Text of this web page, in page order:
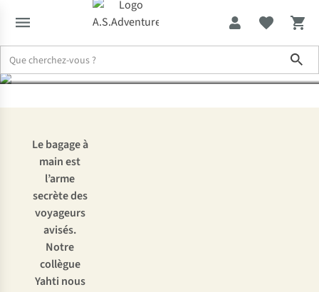
de bagages
Le bagage à
main est
l’arme
secrète des
voyageurs
avisés.
Notre
collègue
Yahti nous